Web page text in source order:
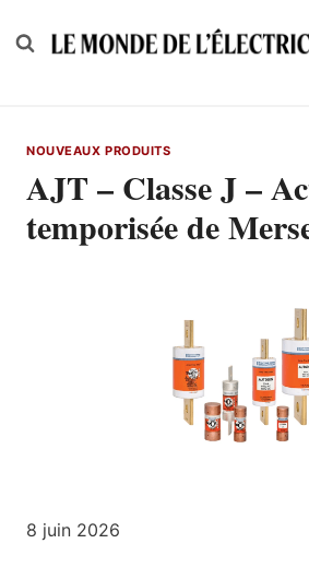
to
NOUVEAUX PRODUITS
AJT – Classe J –
temporisée de
8 juin 2026